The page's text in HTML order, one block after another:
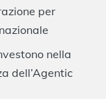
per
nella
dell’Agentic